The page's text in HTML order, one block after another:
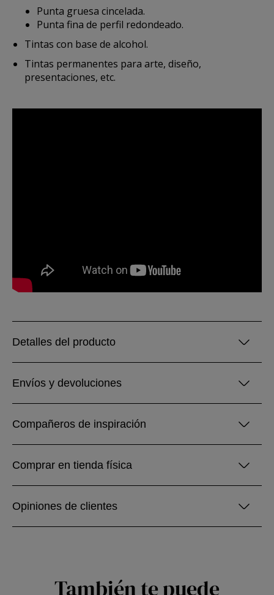
Punta gruesa cincelada.
Punta fina de perfil redondeado.
Tintas con base de alcohol.
Tintas permanentes para arte, diseño,
presentaciones, etc.
Detalles del producto
Envíos y devoluciones
Compañeros de inspiración
Comprar en tienda física
Opiniones de clientes
También te puede